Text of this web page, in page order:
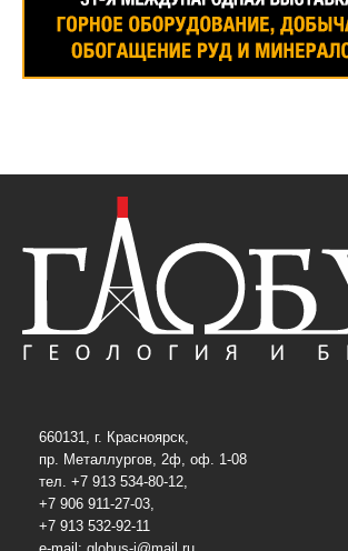
660131, г. Красноярск,
пр. Металлургов, 2ф, оф. 1-08
тел. +7 913 534-80-12,
+7 906 911-27-03,
+7 913 532-92-11